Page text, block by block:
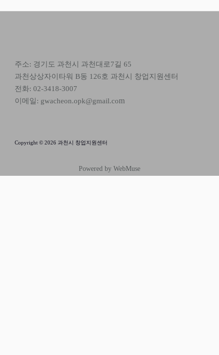
주소: 경기도 과천시 과천대로7길 65
과천상상자이타워 B동 126호 과천시 창업지원센터
전화: 02-3418-3007
이메일: gwacheon.opk@gmail.com
Copyright © 2026 과천시 창업지원센터
Powered by WebMuse